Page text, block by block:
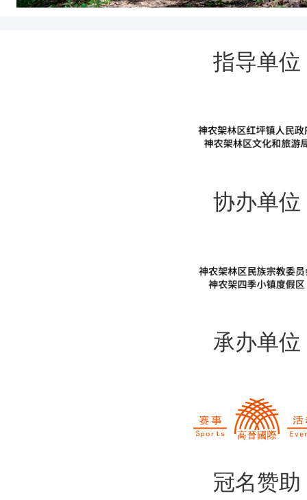
指导单位
协办单位
承办单位
冠名赞助